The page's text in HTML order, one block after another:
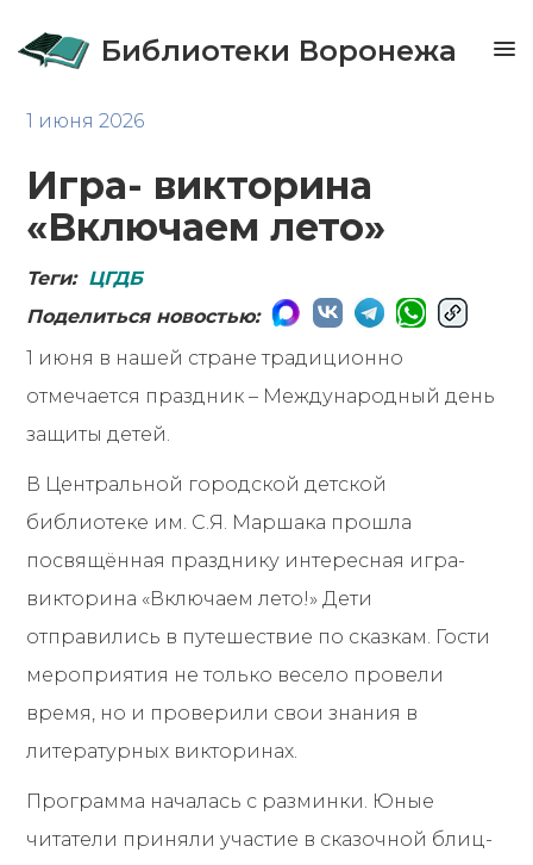
Библиотеки Воронежа
1 июня 2026
Игра- викторина
«Включаем лето»
Теги: ЦГДБ
Поделиться новостью:
1 июня в нашей стране традиционно
отмечается праздник – Международный день
защиты детей.
В Центральной городской детской
библиотеке им. С.Я. Маршака прошла
посвящённая празднику интересная игра-
викторина «Включаем лето!» Дети
отправились в путешествие по сказкам. Гости
мероприятия не только весело провели
время, но и проверили свои знания в
литературных викторинах.
Программа началась с разминки. Юные
читатели приняли участие в сказочной блиц-